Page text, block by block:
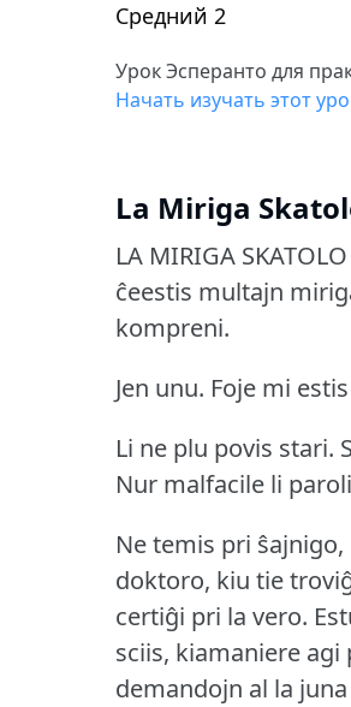
Средний 2
Урок Эсперанто для
Начать изучать этот
La Miriga
LA MIRIGA SKATOLO
ĉeestis multajn
kompreni.
Jen unu. Foje mi
Li ne plu povis stari.
Nur malfacile li
Ne temis pri
doktoro, kiu tie
certiĝi pri la vero.
sciis, kiamaniere
demandojn al la